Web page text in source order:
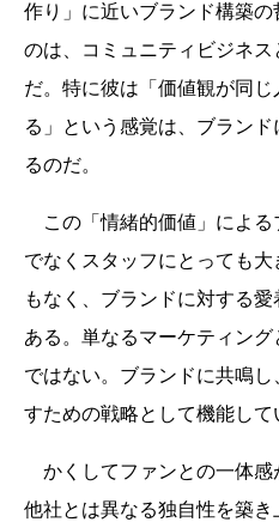
作り」に近いブランド構築
のは、コミュニティビジネ
だ。特に彼は「価値観が同
る」という感覚は、ブラン
るのだ。
この「情緒的価値」による
でなくスタッフにとっても
もなく、ブランドに対する
ある。単なるマーケティン
ではない。ブランドに共鳴
すための戦略として機能して
かくしてファンとの一体感
他社とは異なる独自性を築